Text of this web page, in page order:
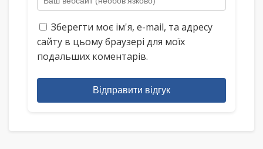
Зберегти моє ім'я, e-mail, та адресу
сайту в цьому браузері для моїх
подальших коментарів.
Відправити відгук